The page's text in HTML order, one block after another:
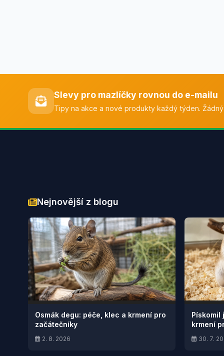
Slevy pro mazlíčky rovnou do e-mailu
Tipy na akce a nové produkty každý týden. Žádný
Nejnovější z blogu
Osmák degu: péče, klec a krmení pro
začátečníky
2. 8. 2026
Pískomil
krmení
30. 7.